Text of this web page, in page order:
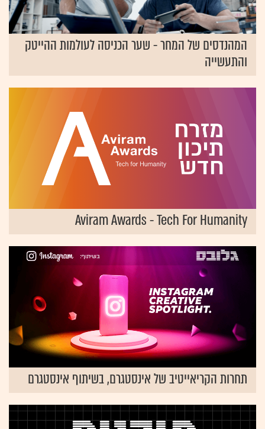
המהנדסים של המחר - שער הכניסה לעולמות ההייטק
והתעשייה
Aviram Awards - Tech For Humanity
תחרות הקריאייטיב של אינסטגרם, בשיתוף אינסטגרם